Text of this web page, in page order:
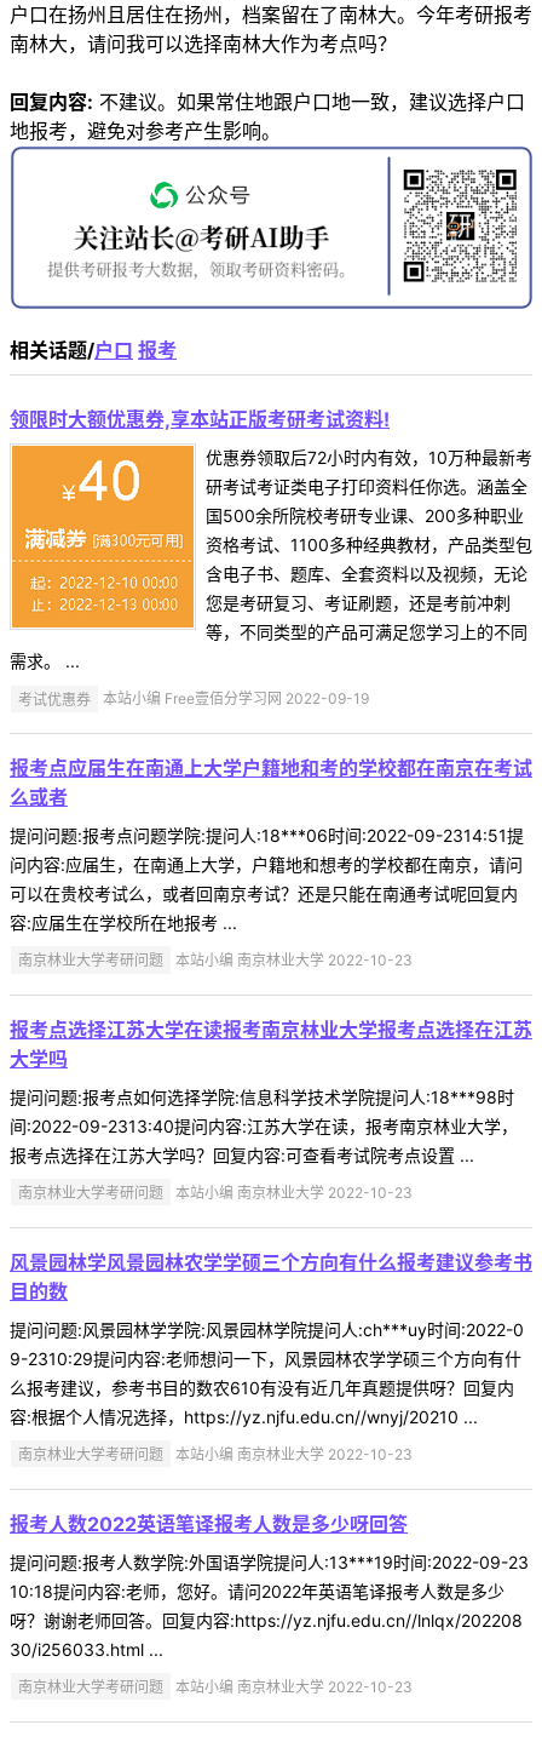
户口在扬州且居住在扬州，档案留在了南林大。今年考研报考
南林大，请问我可以选择南林大作为考点吗？
回复内容: 不建议。如果常住地跟户口地一致，建议选择户口
地报考，避免对参考产生影响。
相关话题/户口 报考
领限时大额优惠券,享本站正版考研考试资料!
优惠券领取后72小时内有效，10万种最新考
研考试考证类电子打印资料任你选。涵盖全
国500余所院校考研专业课、200多种职业
资格考试、1100多种经典教材，产品类型包
含电子书、题库、全套资料以及视频，无论
您是考研复习、考证刷题，还是考前冲刺
等，不同类型的产品可满足您学习上的不同
需求。 ...
考试优惠券 本站小编 Free壹佰分学习网 2022-09-19
报考点应届生在南通上大学户籍地和考的学校都在南京在考试
么或者
提问问题:报考点问题学院:提问人:18***06时间:2022-09-2314:51提
问内容:应届生，在南通上大学，户籍地和想考的学校都在南京，请问
可以在贵校考试么，或者回南京考试？还是只能在南通考试呢回复内
容:应届生在学校所在地报考 ...
南京林业大学考研问题 本站小编 南京林业大学 2022-10-23
报考点选择江苏大学在读报考南京林业大学报考点选择在江苏
大学吗
提问问题:报考点如何选择学院:信息科学技术学院提问人:18***98时
间:2022-09-2313:40提问内容:江苏大学在读，报考南京林业大学，
报考点选择在江苏大学吗？回复内容:可查看考试院考点设置 ...
南京林业大学考研问题 本站小编 南京林业大学 2022-10-23
风景园林学风景园林农学学硕三个方向有什么报考建议参考书
目的数
提问问题:风景园林学学院:风景园林学院提问人:ch***uy时间:2022-0
9-2310:29提问内容:老师想问一下，风景园林农学学硕三个方向有什
么报考建议，参考书目的数农610有没有近几年真题提供呀？回复内
容:根据个人情况选择，https://yz.njfu.edu.cn//wnyj/20210 ...
南京林业大学考研问题 本站小编 南京林业大学 2022-10-23
报考人数2022英语笔译报考人数是多少呀回答
提问问题:报考人数学院:外国语学院提问人:13***19时间:2022-09-23
10:18提问内容:老师，您好。请问2022年英语笔译报考人数是多少
呀？谢谢老师回答。回复内容:https://yz.njfu.edu.cn//lnlqx/202208
30/i256033.html ...
南京林业大学考研问题 本站小编 南京林业大学 2022-10-23